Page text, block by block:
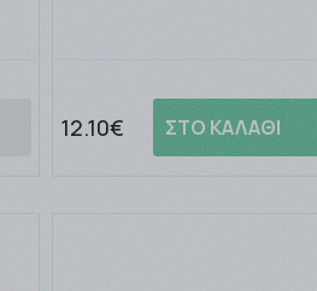
12.10€ ΣΤΟ ΚΑΛΑΘΙ